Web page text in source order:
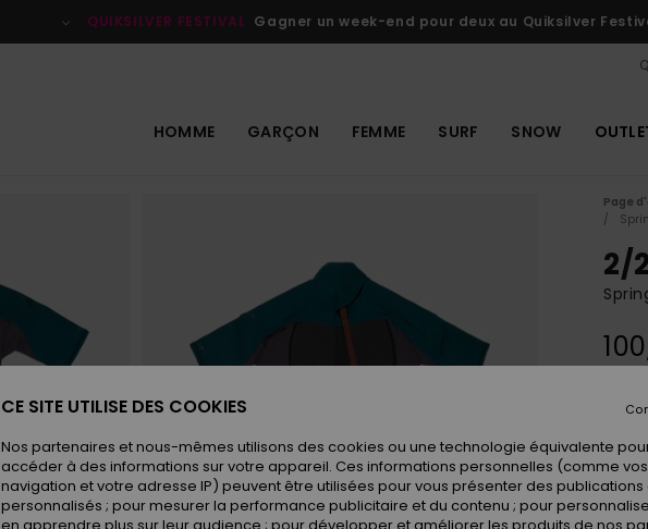
QUIKSILVER FESTIVAL Gagner un week-end pour deux au Quiksilver
HOMME GARÇON FEMME SURF SNOW
Page
2/
CE SITE UTILISE DES COOKIES
Nos partenaires et nous-mêmes utilisons des cookies ou une technologie équivalente
accéder à des informations sur votre appareil. Ces informations personnelles (comme
navigation et votre adresse IP) peuvent être utilisées pour vous présenter des publications
personnalisés ; pour mesurer la performance publicitaire et du contenu ; pour